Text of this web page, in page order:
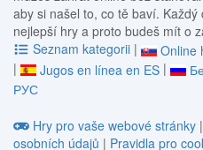
aby si našel to, co tě baví.
nejlepší hry a proto budeš mít o
Seznam kategorii | Online
|
Jugos en línea en ES |
РУС
Hry pro vaše webové stránky |
osobních údajů | Pravidla pro